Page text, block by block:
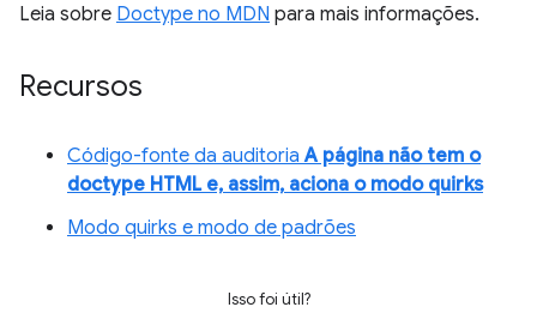
Leia sobre Doctype no MDN para mais informações.
Recursos
Código-fonte da auditoriaA página não tem o
doctype HTML e, assim, aciona o modo quirks
Modo quirks e modo de padrões
Isso foi útil?